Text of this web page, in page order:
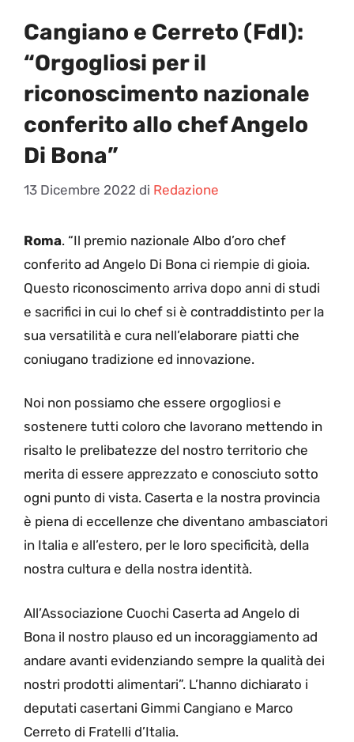
Cangiano e Cerreto (FdI):
“Orgogliosi per il
riconoscimento nazionale
conferito allo chef Angelo
Di Bona”
13 Dicembre 2022 di Redazione
Roma. “Il premio nazionale Albo d’oro chef
conferito ad Angelo Di Bona ci riempie di gioia.
Questo riconoscimento arriva dopo anni di studi
e sacrifici in cui lo chef si è contraddistinto per la
sua versatilità e cura nell’elaborare piatti che
coniugano tradizione ed innovazione.
Noi non possiamo che essere orgogliosi e
sostenere tutti coloro che lavorano mettendo in
risalto le prelibatezze del nostro territorio che
merita di essere apprezzato e conosciuto sotto
ogni punto di vista. Caserta e la nostra provincia
è piena di eccellenze che diventano ambasciatori
in Italia e all’estero, per le loro specificità, della
nostra cultura e della nostra identità.
All’Associazione Cuochi Caserta ad Angelo di
Bona il nostro plauso ed un incoraggiamento ad
andare avanti evidenziando sempre la qualità dei
nostri prodotti alimentari”. L’hanno dichiarato i
deputati casertani Gimmi Cangiano e Marco
Cerreto di Fratelli d’Italia.